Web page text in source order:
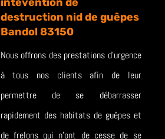
destruction nid de guêpes
Bandol 83150
Nous offrons des prestations d’urgence
à tous nos clients afin de leur
permettre de se débarrasser
rapidement des habitats de guêpes et
de frelons qui n’ont de cesse de se